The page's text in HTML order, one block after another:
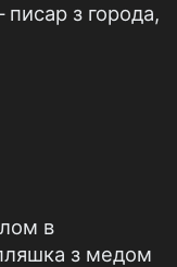
з города,
в
з медом